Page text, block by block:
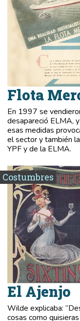
Flota
En 1997 se
desapareció ELMA,
esas medidas
el sector y también
YPF y de la ELMA.
Costumbres
El Ajenjo
Wilde explicaba:
cosas como